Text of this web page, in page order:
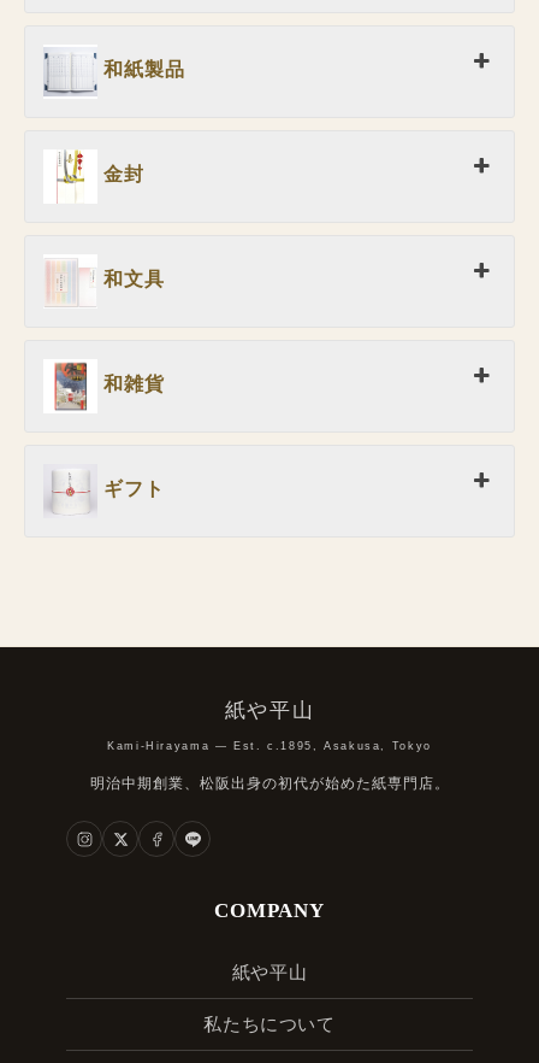
和紙製品
金封
和文具
和雑貨
ギフト
紙や平山
Kami-Hirayama — Est. c.1895, Asakusa, Tokyo
明治中期創業、松阪出身の初代が始めた紙専門店。
COMPANY
紙や平山
私たちについて